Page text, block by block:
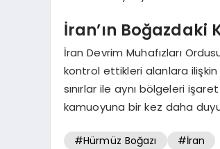
İran’ın Boğazdaki
İran Devrim Muhafızları
kontrol ettikleri alanlara ilişkin
sınırlar ile aynı bölgeleri
kamuoyuna bir kez daha
#Hürmüz Boğazı #İran